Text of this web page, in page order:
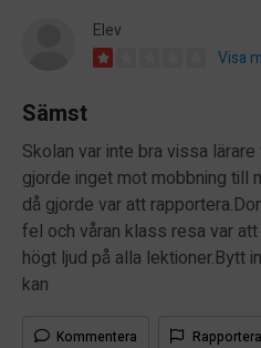
Elev
Visa
Sämst
Skolan var inte bra vissa
gjorde inget mot mobbning till
då gjorde var att
fel och våran klass resa var
högt ljud på alla lektioner.Bytt
kan
Kommentera Rapportera